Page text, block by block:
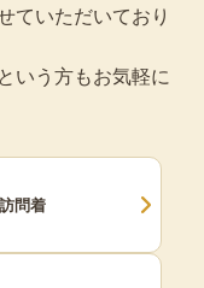
ていただいており
いう方もお気軽に
訪問着